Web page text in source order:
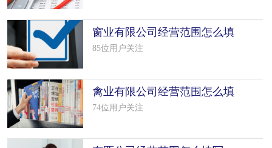
窗业有限公司经营范围怎么填
写（25个模板）
85位用户关注
禽业有限公司经营范围怎么填
写（34个模板）
74位用户关注